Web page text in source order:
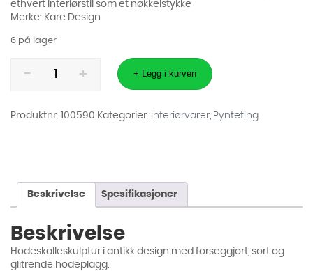
ethvert interiørstil som et nøkkelstykke
Merke: Kare Design
6 på lager
Skull
King
+ Legg i kurven
Produktnr: 100590 Kategorier: Interiørvarer Pynteting
Beskrivelse Spesifikasjoner
Beskrivelse
Hodeskalleskulptur i antikk design med forseggjort, sort og
glitrende hodeplagg.